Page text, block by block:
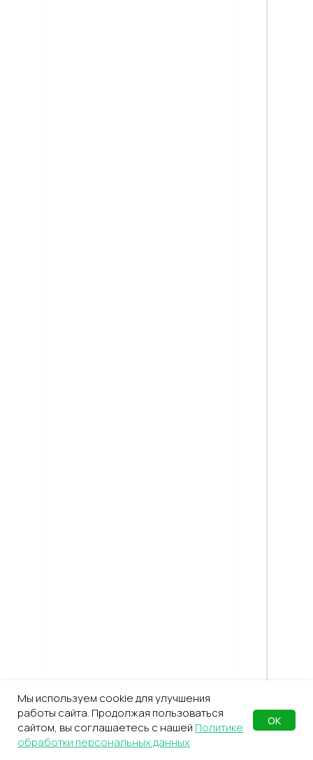
Мы используем cookie для улучшения
работы сайта. Продолжая пользоваться
сайтом, вы соглашаетесь с нашей Политике
обработки персональных данных
ОК